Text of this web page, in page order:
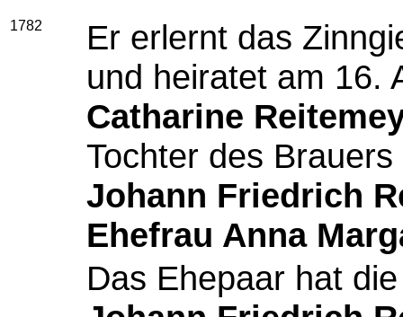
1782
Er erlernt das
und heiratet am 16.
Catharine
Tochter des
Johann Friedrich
Ehefrau Anna
Das Ehepaar hat